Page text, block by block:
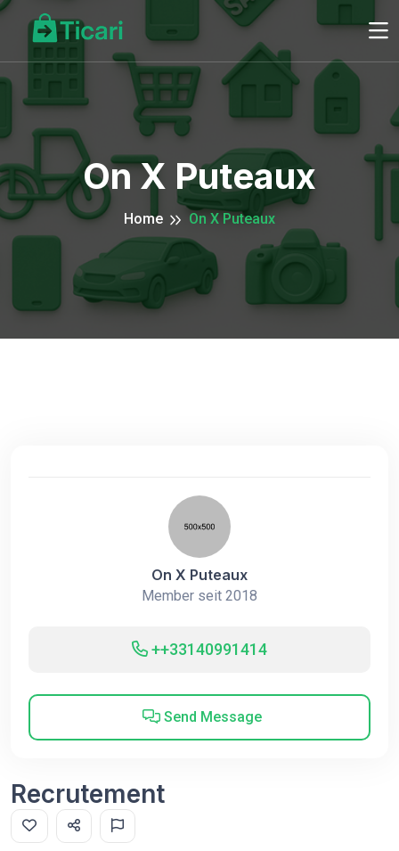
On X Puteaux
Home On X Puteaux
On X Puteaux
Member seit 2018
++33140991414
Send Message
Recrutement